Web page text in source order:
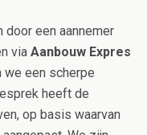
door een aannemer
via Aanbouw Expres
we een scherpe
heeft de
op basis waarvan